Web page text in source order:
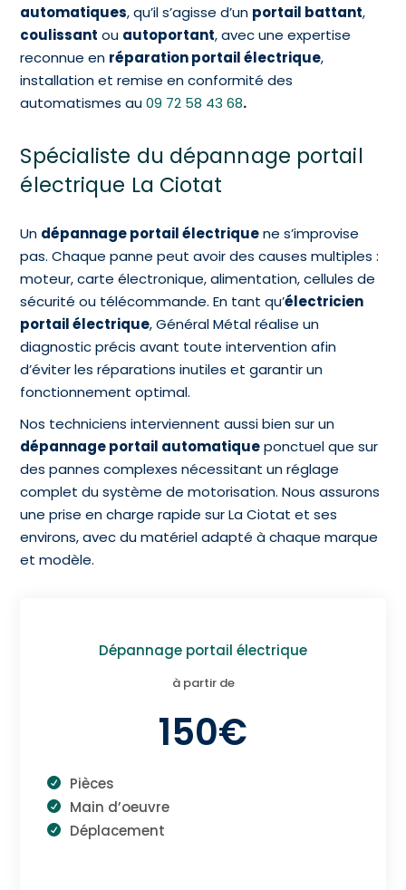
automatiques, qu’il s’agisse d’un portail battant,
coulissant ou autoportant, avec une expertise
reconnue en réparation portail électrique,
installation et remise en conformité des
automatismes au09 72 58 43 68.
Spécialiste du dépannage portail
électrique La Ciotat
Un dépannage portail électriquene s’improvise
pas. Chaque panne peut avoir des causes multiples :
moteur, carte électronique, alimentation, cellules de
sécurité ou télécommande. En tant qu’électricien
portail électrique, Général Métal réalise un
diagnostic précis avant toute intervention afin
d’éviter les réparations inutiles et garantir un
fonctionnement optimal.
Nos techniciens interviennent aussi bien sur un
dépannage portail automatiqueponctuel que sur
des pannes complexes nécessitant un réglage
complet du système de motorisation. Nous assurons
une prise en charge rapide sur La Ciotat et ses
environs, avec du matériel adapté à chaque marque
et modèle.
Dépannage portail électrique
à partir de
150€
Pièces
Main d’oeuvre
Déplacement